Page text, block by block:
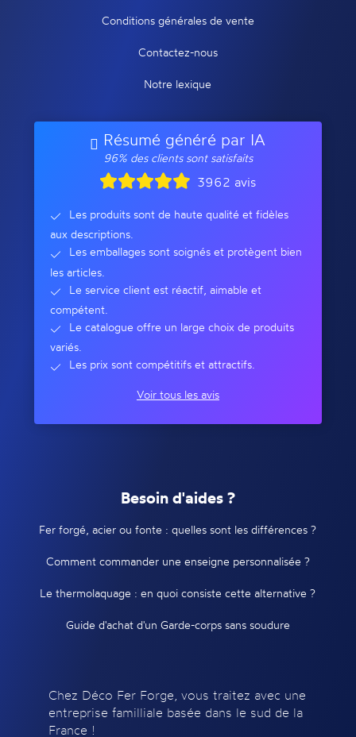
Conditions générales de vente
Contactez-nous
Notre lexique
Résumé généré par IA
96% des clients sont satisfaits
3962 avis
Les produits sont de haute qualité et fidèles
aux descriptions.
Les emballages sont soignés et protègent bien
les articles.
Le service client est réactif, aimable et
compétent.
Le catalogue offre un large choix de produits
variés.
Les prix sont compétitifs et attractifs.
Voir tous les avis
Besoin d'aides ?
Fer forgé, acier ou fonte : quelles sont les différences ?
Comment commander une enseigne personnalisée ?
Le thermolaquage : en quoi consiste cette alternative ?
Guide d'achat d'un Garde-corps sans soudure
Chez Déco Fer Forge, vous traitez avec une
entreprise familliale basée dans le sud de la
France !